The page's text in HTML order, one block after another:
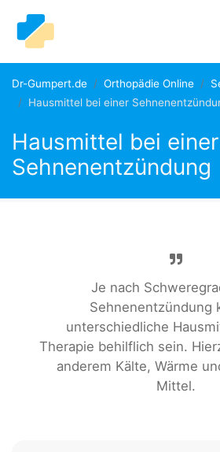
Dr-Gumpert.de Orthopädie Online
Hausmittel bei einer
Hausmittel bei einer
Sehnenentzündung
Je nach
Sehnenentzündung
unterschiedliche
Therapie behilflich sein.
anderem Kälte, Wärme
Mittel.